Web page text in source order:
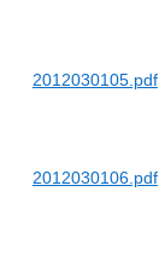
2012030105.pdf
2012030106.pdf